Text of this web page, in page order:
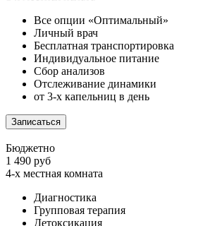
Все опции «Оптимальный»
Личный врач
Бесплатная транспортировка
Индивидуальное питание
Сбор анализов
Отслеживание динамики
от 3-х капельниц в день
Записаться
Бюджетно
1 490 руб
4-х местная комната
Диагностика
Групповая терапия
Детоксикация